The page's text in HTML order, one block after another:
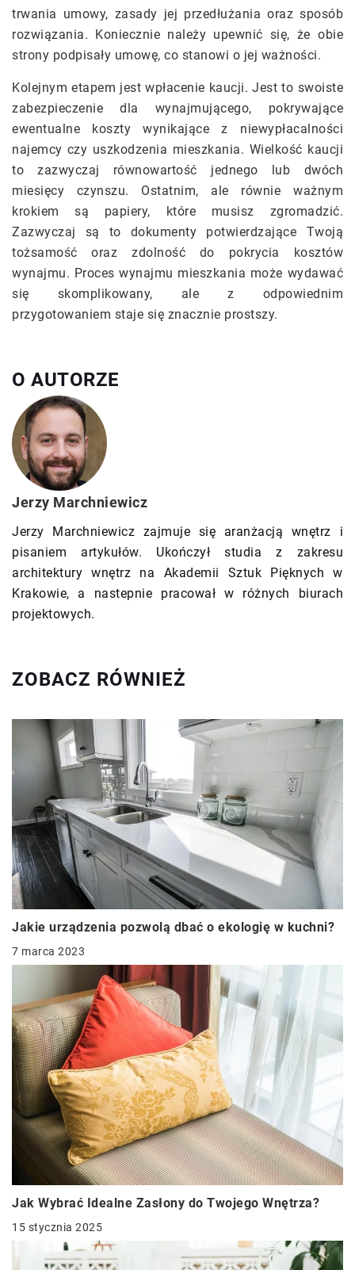
trwania umowy, zasady jej przedłużania oraz sposób
rozwiązania. Koniecznie należy upewnić się, że obie
strony podpisały umowę, co stanowi o jej ważności.
Kolejnym etapem jest wpłacenie kaucji. Jest to swoiste
zabezpieczenie dla wynajmującego, pokrywające
ewentualne koszty wynikające z niewypłacalności
najemcy czy uszkodzenia mieszkania. Wielkość kaucji
to zazwyczaj równowartość jednego lub dwóch
miesięcy czynszu. Ostatnim, ale równie ważnym
krokiem są papiery, które musisz zgromadzić.
Zazwyczaj są to dokumenty potwierdzające Twoją
tożsamość oraz zdolność do pokrycia kosztów
wynajmu. Proces wynajmu mieszkania może wydawać
się skomplikowany, ale z odpowiednim
przygotowaniem staje się znacznie prostszy.
O AUTORZE
Jerzy Marchniewicz
Jerzy Marchniewicz zajmuje się aranżacją wnętrz i
pisaniem artykułów. Ukończył studia z zakresu
architektury wnętrz na Akademii Sztuk Pięknych w
Krakowie, a nastepnie pracował w różnych biurach
projektowych.
ZOBACZ RÓWNIEŻ
Jakie urządzenia pozwolą dbać o ekologię w kuchni?
7 marca 2023
Jak Wybrać Idealne Zasłony do Twojego Wnętrza?
15 stycznia 2025